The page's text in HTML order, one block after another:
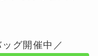
グ開催中／